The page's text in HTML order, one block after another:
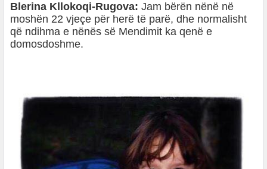
Blerina Kllokoqi-Rugova: Jam bërën nënë në
moshën 22 vjeçe për herë të parë, dhe normalisht
që ndihma e nënës së Mendimit ka qenë e
domosdoshme.